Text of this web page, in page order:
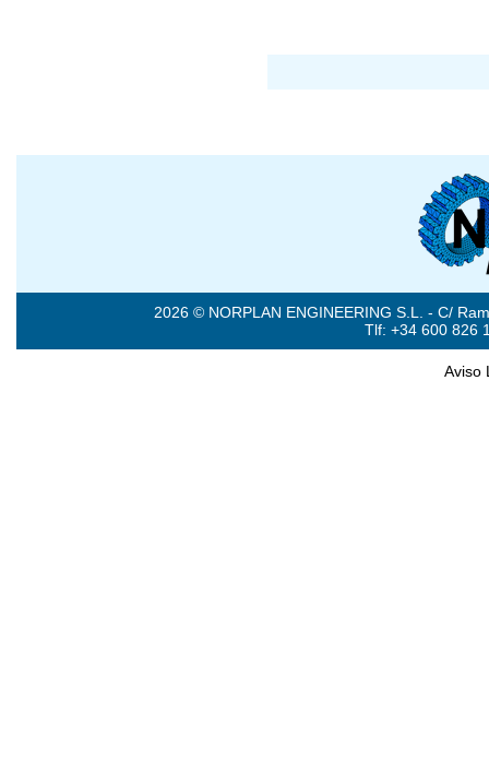
2026 © NORPLAN ENGINEERING S.L. - C/
Tlf: +34 600 826
Aviso